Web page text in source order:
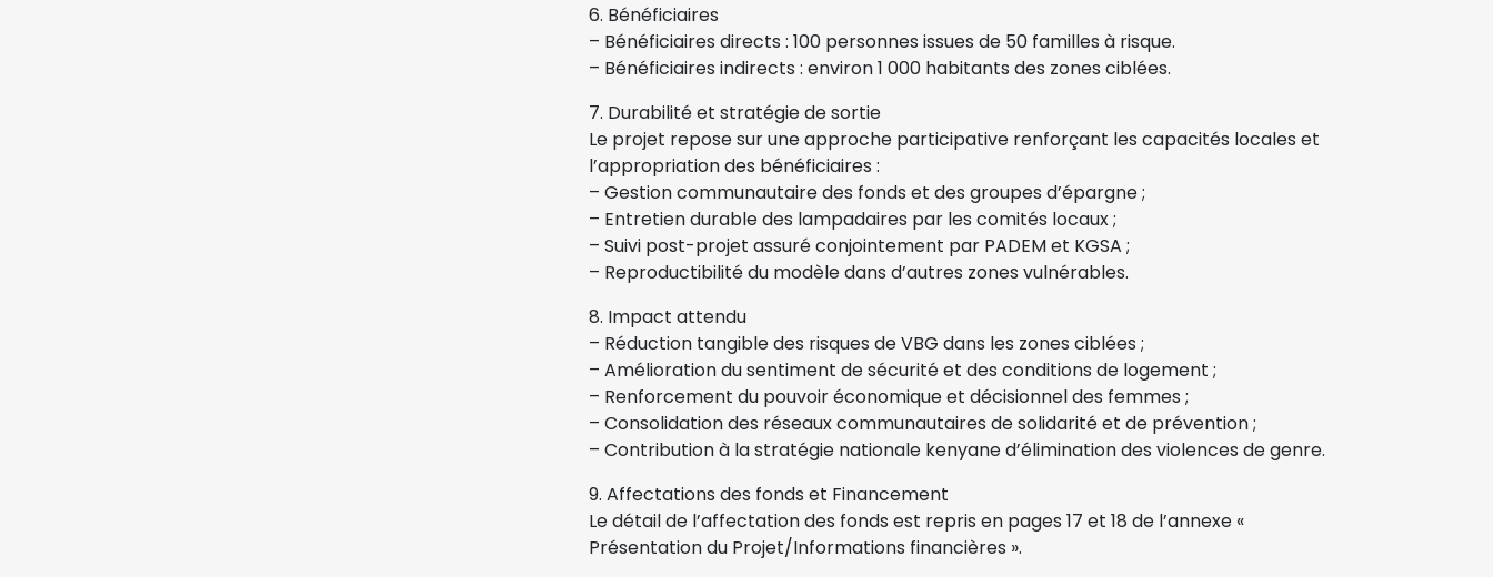
6. Bénéficiaires
– Bénéficiaires directs : 100 personnes issues de 50 familles à risque.
– Bénéficiaires indirects : environ 1 000 habitants des zones ciblées.
7. Durabilité et stratégie de sortie
Le projet repose sur une approche participative renforçant les capacités locales et
l’appropriation des bénéficiaires :
– Gestion communautaire des fonds et des groupes d’épargne ;
– Entretien durable des lampadaires par les comités locaux ;
– Suivi post-projet assuré conjointement par PADEM et KGSA ;
– Reproductibilité du modèle dans d’autres zones vulnérables.
8. Impact attendu
– Réduction tangible des risques de VBG dans les zones ciblées ;
– Amélioration du sentiment de sécurité et des conditions de logement ;
– Renforcement du pouvoir économique et décisionnel des femmes ;
– Consolidation des réseaux communautaires de solidarité et de prévention ;
– Contribution à la stratégie nationale kenyane d’élimination des violences de genre.
9. Affectations des fonds et Financement
Le détail de l’affectation des fonds est repris en pages 17 et 18 de l’annexe «
Présentation du Projet/Informations financières ».